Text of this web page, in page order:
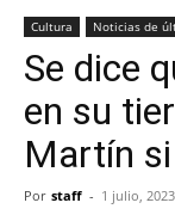
Cultura Noticias de
Se dice
en su
Martín
Por staff - 1 julio, 2023